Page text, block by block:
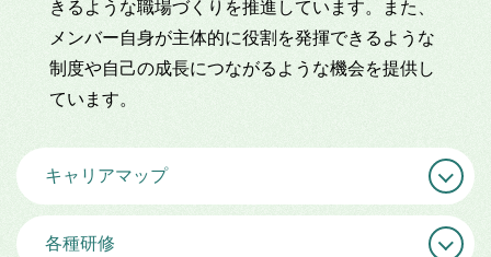
きるような職場づくりを推進しています。また、
メンバー自身が主体的に役割を発揮できるような
制度や自己の成長につながるような機会を提供し
ています。
キャリアマップ
各種研修